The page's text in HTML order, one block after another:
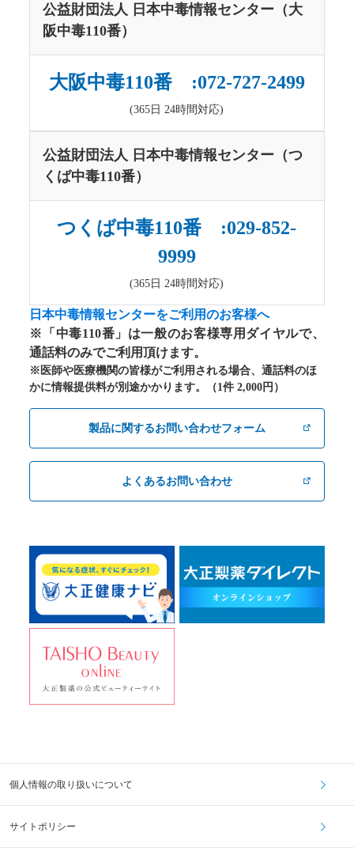
公益財団法人 日本中毒情報センター（大
阪中毒110番）
大阪中毒110番 :072-727-2499
(365日 24時間対応)
公益財団法人 日本中毒情報センター（つ
くば中毒110番）
つくば中毒110番 :029-852-
9999
(365日 24時間対応)
日本中毒情報センターをご利用のお客様へ
※「中毒110番」は一般のお客様専用ダイヤルで、
通話料のみでご利用頂けます。
※医師や医療機関の皆様がご利用される場合、通話料のほ
かに情報提供料が別途かかります。（1件 2,000円）
製品に関するお問い合わせフォーム
よくあるお問い合わせ
個人情報の取り扱いについて
サイトポリシー